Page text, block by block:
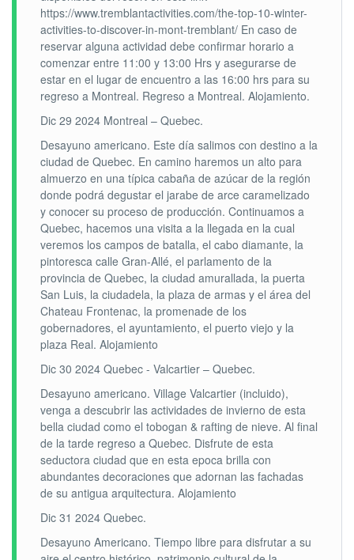
https://www.tremblantactivities.com/the-top-10-winter-
activities-to-discover-in-mont-tremblant/ En caso de
reservar alguna actividad debe confirmar horario a
comenzar entre 11:00 y 13:00 Hrs y asegurarse de
estar en el lugar de encuentro a las 16:00 hrs para su
regreso a Montreal. Regreso a Montreal. Alojamiento.
Dic 29 2024 Montreal – Quebec.
Desayuno americano. Este día salimos con destino a la
ciudad de Quebec. En camino haremos un alto para
almuerzo en una típica cabaña de azúcar de la región
donde podrá degustar el jarabe de arce caramelizado
y conocer su proceso de producción. Continuamos a
Quebec, hacemos una visita a la llegada en la cual
veremos los campos de batalla, el cabo diamante, la
pintoresca calle Gran-Allé, el parlamento de la
provincia de Quebec, la ciudad amurallada, la puerta
San Luis, la ciudadela, la plaza de armas y el área del
Chateau Frontenac, la promenade de los
gobernadores, el ayuntamiento, el puerto viejo y la
plaza Real. Alojamiento
Dic 30 2024 Quebec - Valcartier – Quebec.
Desayuno americano. Village Valcartier (incluido),
venga a descubrir las actividades de invierno de esta
bella ciudad como el tobogan & rafting de nieve. Al final
de la tarde regreso a Quebec. Disfrute de esta
seductora ciudad que en esta epoca brilla con
abundantes decoraciones que adornan las fachadas
de su antigua arquitectura. Alojamiento
Dic 31 2024 Quebec.
Desayuno Americano. Tiempo libre para disfrutar a su